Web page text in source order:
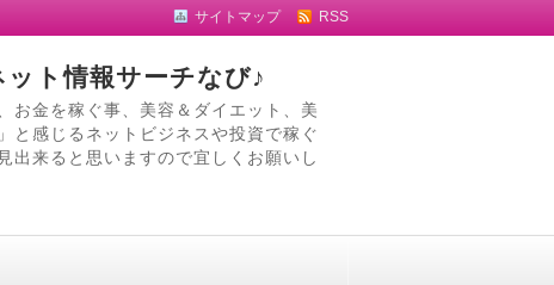
サイトマップ RSS
ト情報サーチなび♪
お金を稼ぐ事、美容＆ダイエット、美
と感じるネットビジネスや投資で稼ぐ
出来ると思いますので宜しくお願いし